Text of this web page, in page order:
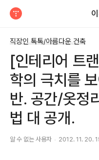
직장인 톡톡/아름다운 건축
[인테리어 트
학의 극치를
반. 공간/옷정
법 대 공개.
알 수 없는 사용자 2012. 11. 20.